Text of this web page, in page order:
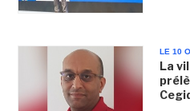
LE 10
La